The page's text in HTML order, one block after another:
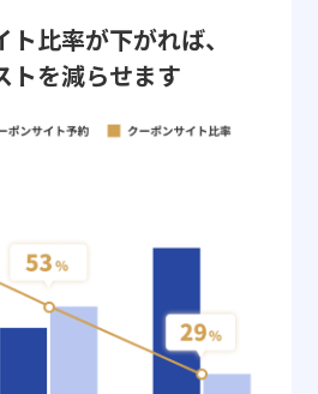
比率が下がれば、
トを減らせます